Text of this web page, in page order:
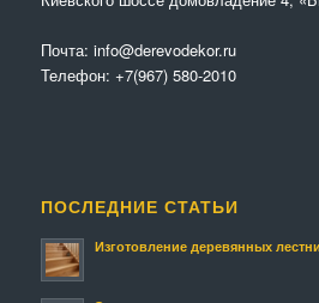
Почта: info@derevodekor.ru
Телефон: +7(967) 580-2010
ПОСЛЕДНИЕ СТАТЬИ
Изготовление деревянных